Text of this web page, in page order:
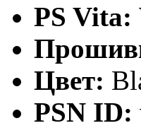
PS Vita:
Цвет:
PSN ID: